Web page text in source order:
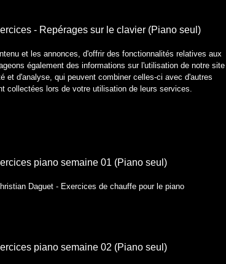
- Repérages sur le clavier (Piano seul)
et les annonces, d'offrir des fonctionnalités relatives aux
également des informations sur l'utilisation de notre site
et d'analyse, qui peuvent combiner celles-ci avec d'autres
collectées lors de votre utilisation de leurs services.
piano semaine 01 (Piano seul)
Daguet - Exercices de chauffe pour le piano
piano semaine 02 (Piano seul)